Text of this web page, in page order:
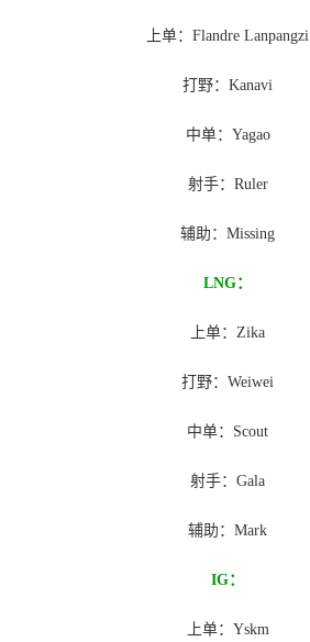
上单：Flandre Lanpangzi
打野：Kanavi
中单：Yagao
射手：Ruler
辅助：Missing
LNG：
上单：Zika
打野：Weiwei
中单：Scout
射手：Gala
辅助：Mark
IG：
上单：Yskm